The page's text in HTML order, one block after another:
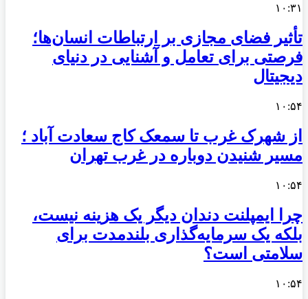
۱۰:۳۱
تأثیر فضای مجازی بر ارتباطات انسان‌ها؛
فرصتی برای تعامل و آشنایی در دنیای
دیجیتال
۱۰:۵۴
از شهرک غرب تا سمعک کاج سعادت آباد ؛
مسیر شنیدن دوباره در غرب تهران
۱۰:۵۴
چرا ایمپلنت دندان دیگر یک هزینه نیست،
بلکه یک سرمایه‌گذاری بلندمدت برای
سلامتی است؟
۱۰:۵۴